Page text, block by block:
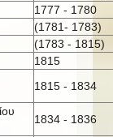
1777 - 1780
(1781- 1783)
(1783 - 1815)
1815
1815 - 1834
1834 - 1836